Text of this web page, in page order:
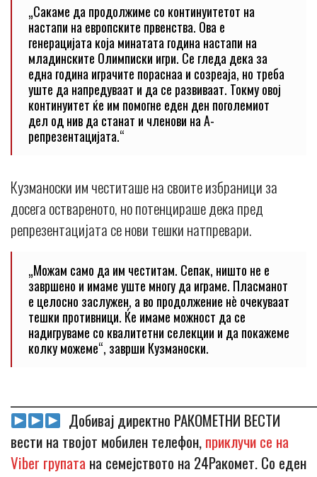
„Сакаме да продолжиме со континуитетот на
настапи на европските првенства. Ова е
генерацијата која минатата година настапи на
младинските Олимписки игри. Се гледа дека за
една година играчите пораснаа и созреаја, но треба
уште да напредуваат и да се развиваат. Токму овој
континуитет ќе им помогне еден ден поголемиот
дел од нив да станат и членови на А-
репрезентацијата.“
Кузманоски им честиташе на своите избраници за
досега оствареното, но потенцираше дека пред
репрезентацијата се нови тешки натпревари.
„Можам само да им честитам. Сепак, ништо не е
завршено и имаме уште многу да играме. Пласманот
е целосно заслужен, а во продолжение нè очекуваат
тешки противници. Ќе имаме можност да се
надигруваме со квалитетни селекции и да покажеме
колку можеме“, заврши Кузманоски.
Добивај директно РАКОМЕТНИ ВЕСТИ
вести на твојот мобилен телефон,приклучи се на
Viber групата на семејството на 24Ракомет. Со еден